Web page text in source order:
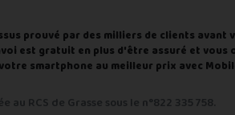
prouvé par des milliers de clients avant
est gratuit en plus d'être assuré et vous
smartphone au meilleur prix avec
RCS de Grasse sous le n°822 335 758.